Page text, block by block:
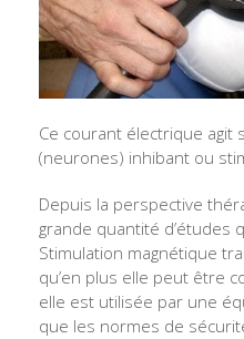
Ce courant électrique agit
(neurones) inhibant ou
Depuis la perspective
grande quantité d’études
Stimulation magnétique
qu’en plus elle peut être
elle est utilisée par une
que les normes de